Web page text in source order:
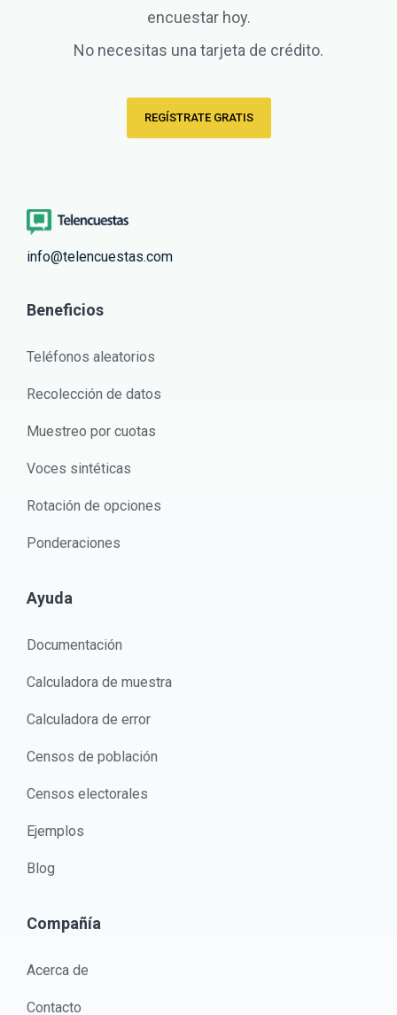
encuestar hoy.
No necesitas una tarjeta de crédito.
REGÍSTRATE GRATIS
info@telencuestas.com
Beneficios
Teléfonos aleatorios
Recolección de datos
Muestreo por cuotas
Voces sintéticas
Rotación de opciones
Ponderaciones
Ayuda
Documentación
Calculadora de muestra
Calculadora de error
Censos de población
Censos electorales
Ejemplos
Blog
Compañía
Acerca de
Contacto